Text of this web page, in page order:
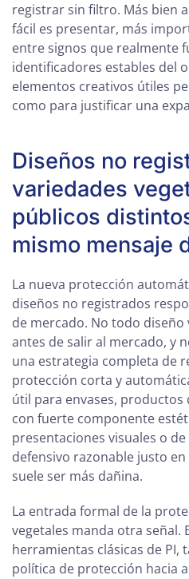
registrar sin filtro. Más bien
fácil es presentar, más
entre signos que realmente
identificadores estables del
elementos creativos útiles
como para justificar una
Diseños no
variedades
públicos
mismo mensaje
La nueva protección
diseños no registrados
de mercado. No todo
antes de salir al mercado, y
una estrategia completa de
protección corta y
útil para envases, productos
con fuerte componente
presentaciones visuales o
defensivo razonable justo
suele ser más dañina.
La entrada formal de la
vegetales manda otra señal.
herramientas clásicas de PI,
política de protección hacia